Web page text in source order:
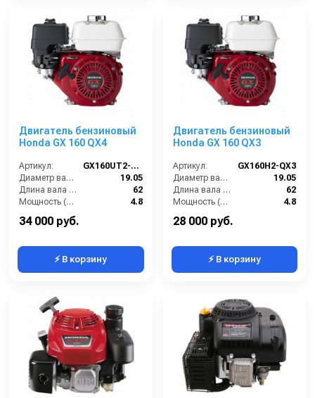
Двигатель бензиновый
Honda GX 160 QX4
Артикул:
GX160UT2-QX4
Диаметр вала (мм):
19.05
Длина вала (мм):
62
Мощность (л/с):
4.8
Объем двигателя (см3):
34 000 руб.
⚡ В корзину
Двигатель бензиновый
Honda GX 160 QX3
Артикул:
GX160H2-QX3
Диаметр вала (мм):
19.05
Длина вала (мм):
62
Мощность (л/с):
4.8
Объем двигателя (см3):
28 000 руб.
⚡ В корзину